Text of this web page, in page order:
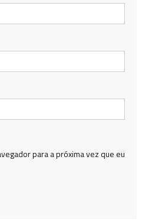
para a próxima vez que eu